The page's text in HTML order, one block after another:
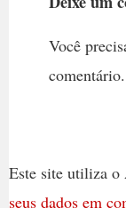
Você
comentário.
Este site utiliza o
seus dados em